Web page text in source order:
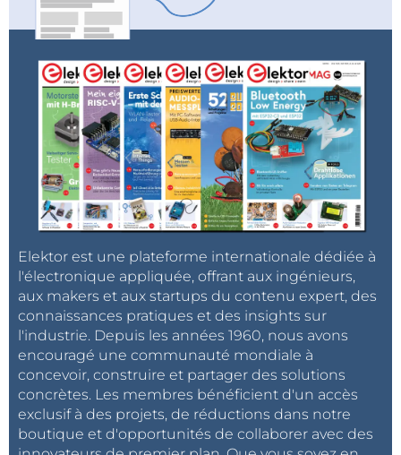
Elektor est une plateforme internationale dédiée à
l'électronique appliquée, offrant aux ingénieurs,
aux makers et aux startups du contenu expert, des
connaissances pratiques et des insights sur
l'industrie. Depuis les années 1960, nous avons
encouragé une communauté mondiale à
concevoir, construire et partager des solutions
concrètes. Les membres bénéficient d'un accès
exclusif à des projets, de réductions dans notre
boutique et d'opportunités de collaborer avec des